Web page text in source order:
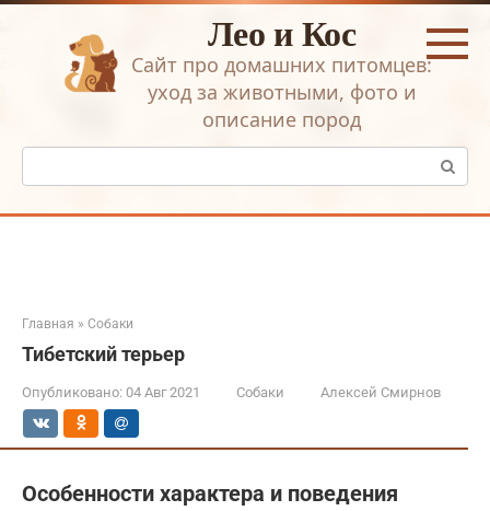
Перейти
Лео и Кос
Сайт про домашних питомцев:
уход за животными, фото и
описание пород
Поиск:
Главная » Собаки
Тибетский терьер
Опубликовано: 04 Авг 2021 Собаки Алексей Смирнов
Особенности характера и поведения